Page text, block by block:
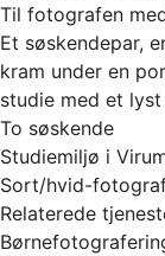
Til fotografen
Et søskendepar,
kram under en
studie med et
To søskende
Studiemiljø i
Sort/hvid-
Relaterede